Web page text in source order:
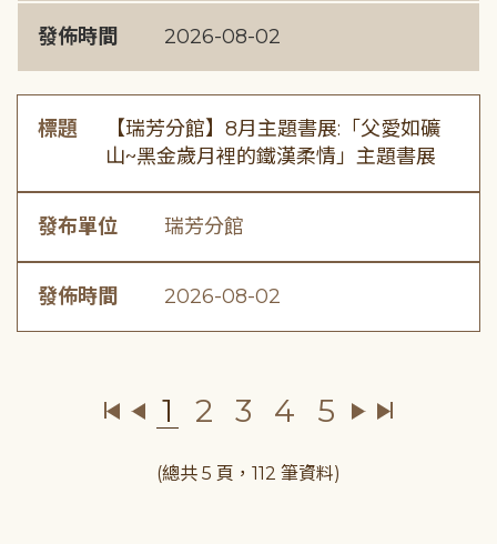
發佈時間 2026-08-02
標題
【瑞芳分館】8月主題書展:「父愛如礦
山~黑金歲月裡的鐵漢柔情」主題書展
發布單位 瑞芳分館
發佈時間 2026-08-02
1 2 3 4 5
(總共 5 頁，112 筆資料)